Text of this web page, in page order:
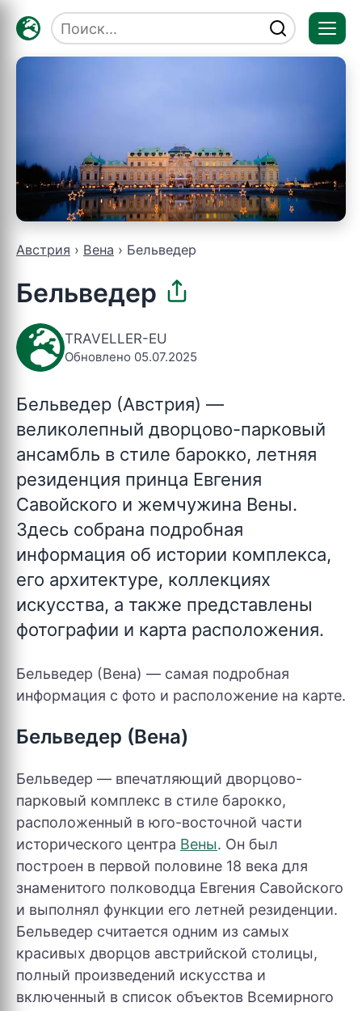
Австрия Вена Бельведер
Бельведер
TRAVELLER-EU
Обновлено 05.07.2025
Бельведер (Австрия) —
великолепный дворцово-парковый
ансамбль в стиле барокко, летняя
резиденция принца Евгения
Савойского и жемчужина Вены.
Здесь собрана подробная
информация об истории комплекса,
его архитектуре, коллекциях
искусства, а также представлены
фотографии и карта расположения.
Бельведер (Вена) — самая подробная
информация с фото и расположение на карте.
Бельведер (Вена)
Бельведер — впечатляющий дворцово-
парковый комплекс в стиле барокко,
расположенный в юго-восточной части
исторического центра Вены. Он был
построен в первой половине 18 века для
знаменитого полководца Евгения Савойского
и выполнял функции его летней резиденции.
Бельведер считается одним из самых
красивых дворцов австрийской столицы,
полный произведений искусства и
включенный в список объектов Всемирного